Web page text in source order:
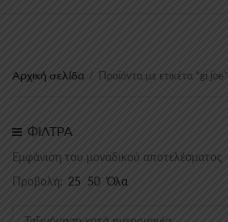
Αρχική σελίδα / Προϊόντα με ετικέτα “gi joe”
ΦΙΛΤΡΑ
Εμφάνιση του μοναδικού αποτελέσματος
Προβολή: 25 50 Όλα